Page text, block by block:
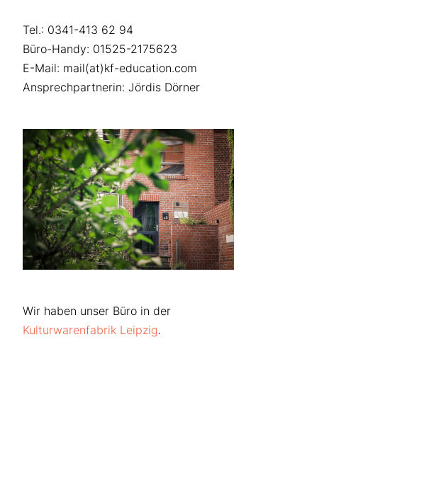
Tel.: 0341-413 62 94
Büro-Handy: 01525-2175623
E-Mail: mail(at)kf-education.com
Ansprechpartnerin: Jördis Dörner
Wir haben unser Büro in der
Kulturwarenfabrik Leipzig.